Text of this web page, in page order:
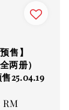
售】
两册）
25.04.19
RM